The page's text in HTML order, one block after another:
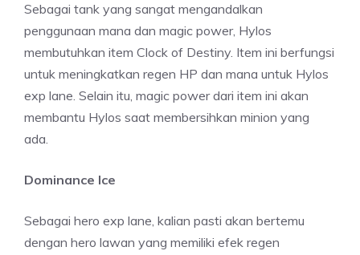
Sebagai tank yang sangat mengandalkan
penggunaan mana dan magic power, Hylos
membutuhkan item Clock of Destiny. Item ini berfungsi
untuk meningkatkan regen HP dan mana untuk Hylos
exp lane. Selain itu, magic power dari item ini akan
membantu Hylos saat membersihkan minion yang
ada.
Dominance Ice
Sebagai hero exp lane, kalian pasti akan bertemu
dengan hero lawan yang memiliki efek regen